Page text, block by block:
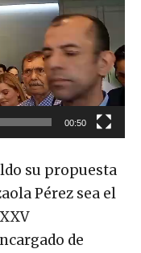
00:50
su propuesta
Pérez sea el
de